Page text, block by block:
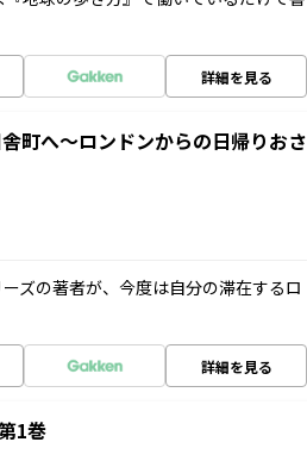
詳細を見る
町へ～ロンドンからの日帰りおさ
ズの著者が、今度は自分の滞在するロ
詳細を見る
1巻